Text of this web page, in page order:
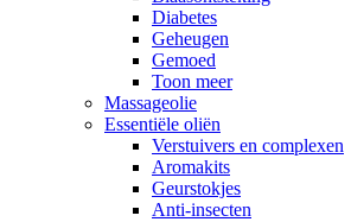
Diabetes
Geheugen
Gemoed
Toon meer
Massageolie
Essentiële oliën
Verstuivers en complexen
Aromakits
Geurstokjes
Anti-insecten